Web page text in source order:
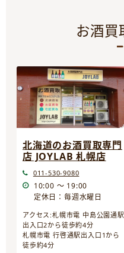
お酒買
北海道のお酒買取専門
店 JOYLAB 札幌店
011-530-9080
10:00 ～ 19:00
定休日：毎週水曜日
アクセス:札幌市電 中島公園通駅
出入口2から徒歩約4分
札幌市電 行啓通駅出入口1から
徒歩約4分